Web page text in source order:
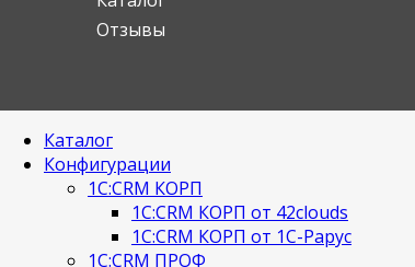
Отзывы
Каталог
Конфигурации
1С:CRM КОРП
1С:CRM КОРП от 42clouds
1С:CRM КОРП от 1С-Рарус
1С:CRM ПРОФ